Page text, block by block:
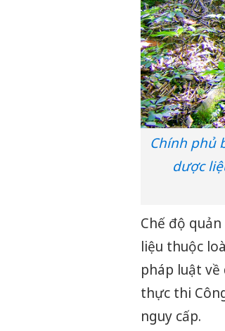
Chính phủ
dược
Chế độ
liệu thuộc
pháp luật
thực thi
nguy cấp.